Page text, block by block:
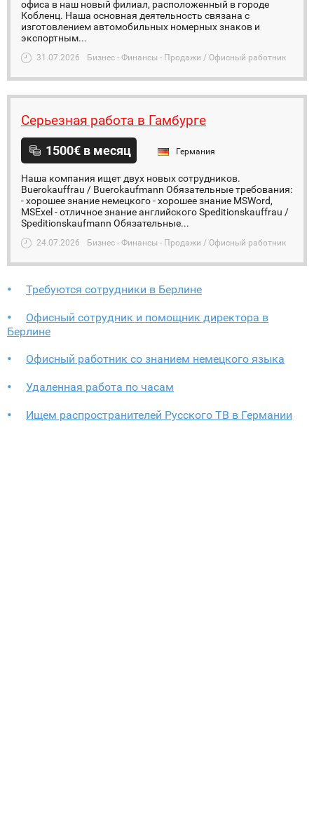
офиса в наш новый филиал, расположенный в городе
Кобленц. Наша основная деятельность связана с
изготовлением автомобильных номерных знаков и
экспортным...
31.07.2026 Бизнес - Финансы - Продажи / Офисный работник
Серьезная работа в Гамбурге
1500€ в месяц Германия
Наша компания ищет двух новых сотрудников.
Buerokauffrau / Buerokaufmann Обязательные требования:
- хорошее знание немецкого - хорошее знание MSWord,
MSExel - отличное знание английского Speditionskauffrau /
Speditionskaufmann Обязательные...
24.07.2026 Бизнес - Финансы - Продажи / Офисный работник
Требуются сотрудники в Берлине
Офисный сотрудник и помощник директора в
Берлине
Офисный работник со знанием немецкого языка
Удаленная работа по часам
Ищем распространителей Русского ТВ в Германии